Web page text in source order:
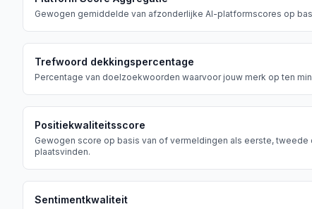
Gewogen gemiddelde van afzonderlijke AI-platformscores op
Trefwoord dekkingspercentage
Percentage van doelzoekwoorden waarvoor jouw merk op ten
Positiekwaliteitsscore
Gewogen score op basis van of vermeldingen als eerste,
plaatsvinden.
Sentimentkwaliteit